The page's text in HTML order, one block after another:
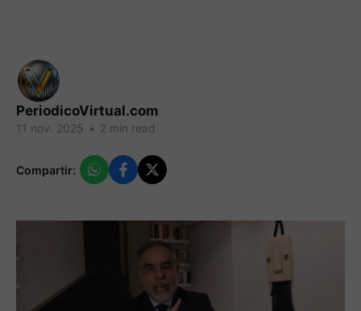
PeriodicoVirtual.com
11 nov. 2025 • 2 min read
Compartir: